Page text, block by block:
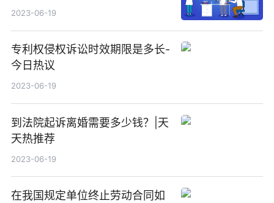
2023-06-19
专利权侵权诉讼时效期限是多长-
今日热议
2023-06-19
到法院起诉离婚需要多少钱？|天
天热推荐
2023-06-19
在我国规定单位终止劳动合同如